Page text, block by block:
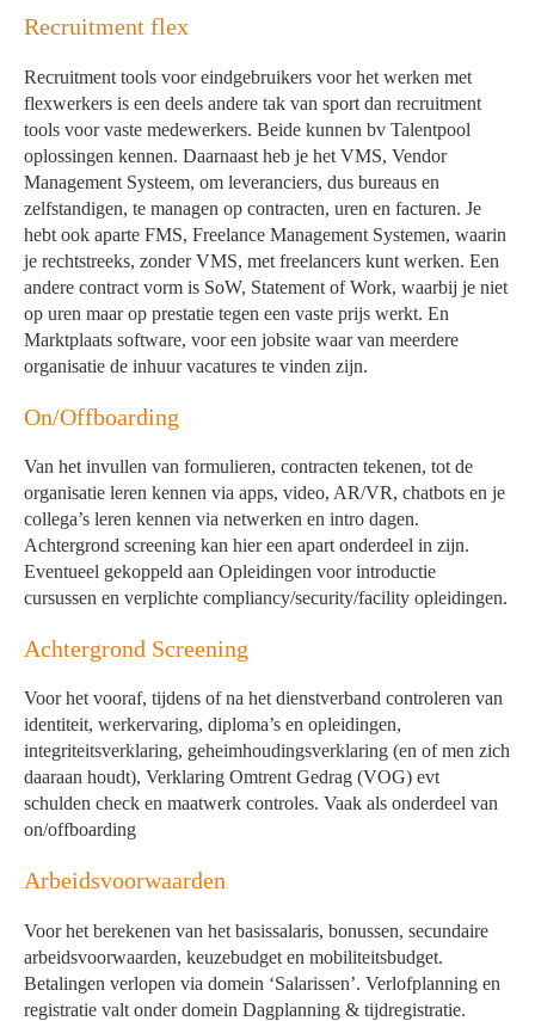
Recruitment flex
Recruitment tools voor eindgebruikers voor het werken met
flexwerkers is een deels andere tak van sport dan recruitment
tools voor vaste medewerkers. Beide kunnen bv Talentpool
oplossingen kennen. Daarnaast heb je het VMS, Vendor
Management Systeem, om leveranciers, dus bureaus en
zelfstandigen, te managen op contracten, uren en facturen. Je
hebt ook aparte FMS, Freelance Management Systemen, waarin
je rechtstreeks, zonder VMS, met freelancers kunt werken. Een
andere contract vorm is SoW, Statement of Work, waarbij je niet
op uren maar op prestatie tegen een vaste prijs werkt. En
Marktplaats software, voor een jobsite waar van meerdere
organisatie de inhuur vacatures te vinden zijn.
On/Offboarding
Van het invullen van formulieren, contracten tekenen, tot de
organisatie leren kennen via apps, video, AR/VR, chatbots en je
collega’s leren kennen via netwerken en intro dagen.
Achtergrond screening kan hier een apart onderdeel in zijn.
Eventueel gekoppeld aan Opleidingen voor introductie
cursussen en verplichte compliancy/security/facility opleidingen.
Achtergrond Screening
Voor het vooraf, tijdens of na het dienstverband controleren van
identiteit, werkervaring, diploma’s en opleidingen,
integriteitsverklaring, geheimhoudingsverklaring (en of men zich
daaraan houdt), Verklaring Omtrent Gedrag (VOG) evt
schulden check en maatwerk controles. Vaak als onderdeel van
on/offboarding
Arbeidsvoorwaarden
Voor het berekenen van het basissalaris, bonussen, secundaire
arbeidsvoorwaarden, keuzebudget en mobiliteitsbudget.
Betalingen verlopen via domein ‘Salarissen’. Verlofplanning en
registratie valt onder domein Dagplanning & tijdregistratie.